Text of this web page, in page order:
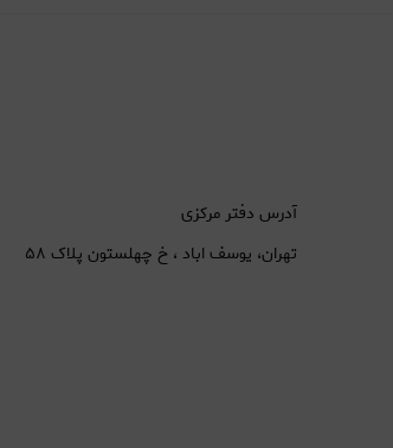
آدرس دفتر مرکزی
تهران، یوسف اباد ، خ چهلستون پلاک ۵۸